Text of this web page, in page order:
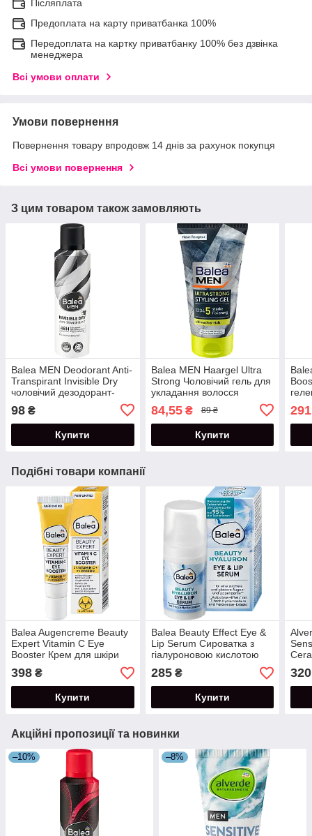
Післяплата
Предоплата на карту приватбанка 100%
Передоплата на картку приватбанку 100% без дзвінка
менеджера
Всі умови оплати
Умови повернення
Повернення товару впродовж 14 днів за рахунок покупця
Всі умови повернення
З цим товаром також замовляють
Balea MEN Deodorant Anti-
Transpirant Invisible Dry
чоловічий дезодорант-
Невидимий 200 мл
98 ₴
Купити
Balea MEN Haargel Ultra
Strong Чоловічий гель для
укладання волосся
Надпотужна фіксація 150
мл
84,55₴ 89 ₴
Купити
Подібні товари компанії
Balea Augencreme Beauty
Expert Vitamin C Eye
Booster Крем для шкіри
навколо очей з вітаміном
С 15 мл
398 ₴
Купити
Balea Beauty Effect Eye &
Lip Serum Сироватка з
гіалуроновою кислотою
для шкіри навколо очей та
губ 30+ 15 мл
285₴
Купити
320
Акційні пропозиції та новинки
–10% –8%